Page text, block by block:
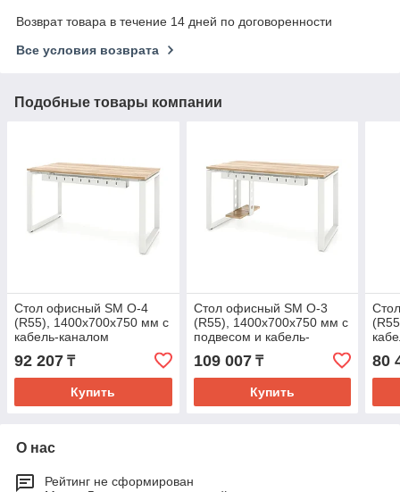
Возврат товара в течение 14 дней по договоренности
Все условия возврата
Подобные товары компании
Стол офисный SM O-4
(R55), 1400х700х750 мм с
кабель-каналом
92 207 ₸
Купить
Стол офисный SM O-3
(R55), 1400х700х750 мм с
подвесом и кабель-
109 007₸
Купить
80
О нас
Рейтинг не сформирован